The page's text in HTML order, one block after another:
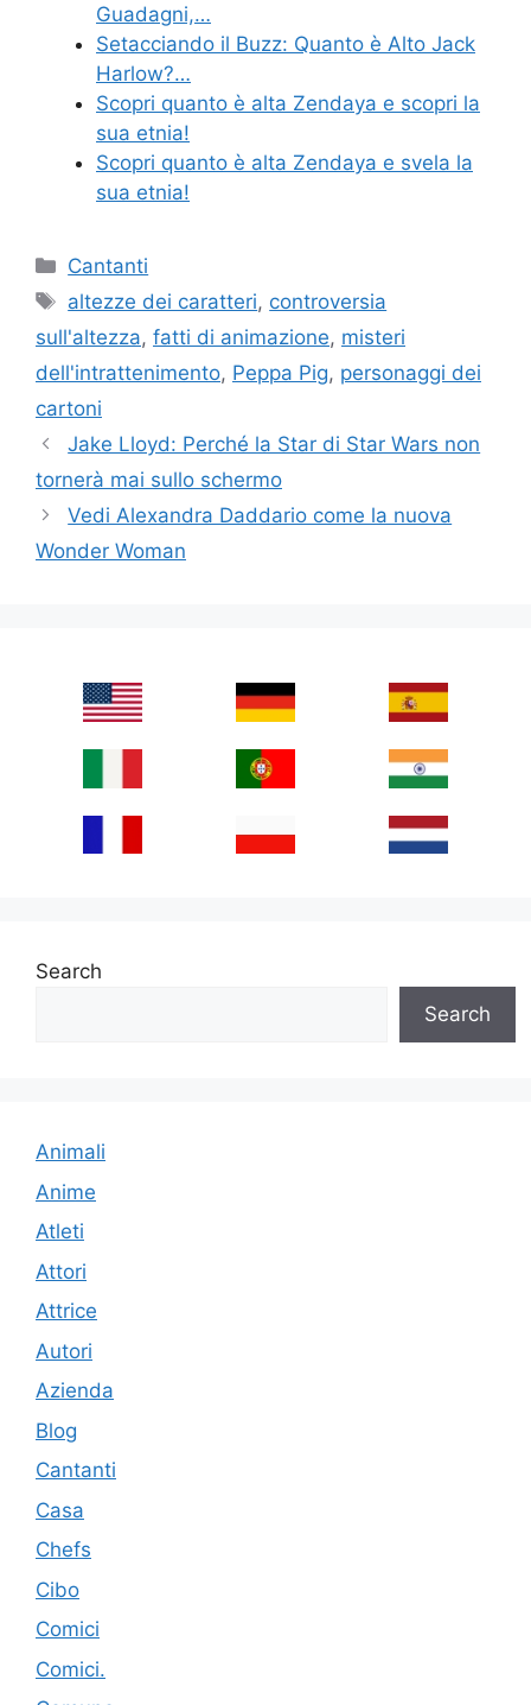
Guadagni,…
Setacciando il Buzz: Quanto è Alto Jack
Harlow?…
Scopri quanto è alta Zendaya e scopri la
sua etnia!
Scopri quanto è alta Zendaya e svela la
sua etnia!
Categories
Cantanti
Tags
altezze dei caratteri, controversia
sull'altezza, fatti di animazione, misteri
dell'intrattenimento, Peppa Pig, personaggi dei
cartoni
Jake Lloyd: Perché la Star di Star Wars non
tornerà mai sullo schermo
Vedi Alexandra Daddario come la nuova
Wonder Woman
Search
Search
Animali
Anime
Atleti
Attori
Attrice
Autori
Azienda
Blog
Cantanti
Casa
Chefs
Cibo
Comici
Comici.